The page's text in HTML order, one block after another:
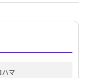
ハマ